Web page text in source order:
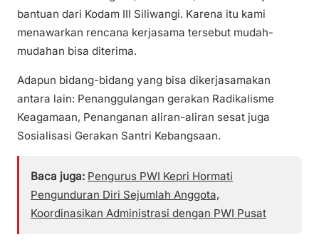
bantuan dari Kodam III Siliwangi. Karena itu kami
menawarkan rencana kerjasama tersebut mudah-
mudahan bisa diterima.
Adapun bidang-bidang yang bisa dikerjasamakan
antara lain: Penanggulangan gerakan Radikalisme
Keagamaan, Penanganan aliran-aliran sesat juga
Sosialisasi Gerakan Santri Kebangsaan.
Baca juga: Pengurus PWI Kepri Hormati
Pengunduran Diri Sejumlah Anggota,
Koordinasikan Administrasi dengan PWI Pusat